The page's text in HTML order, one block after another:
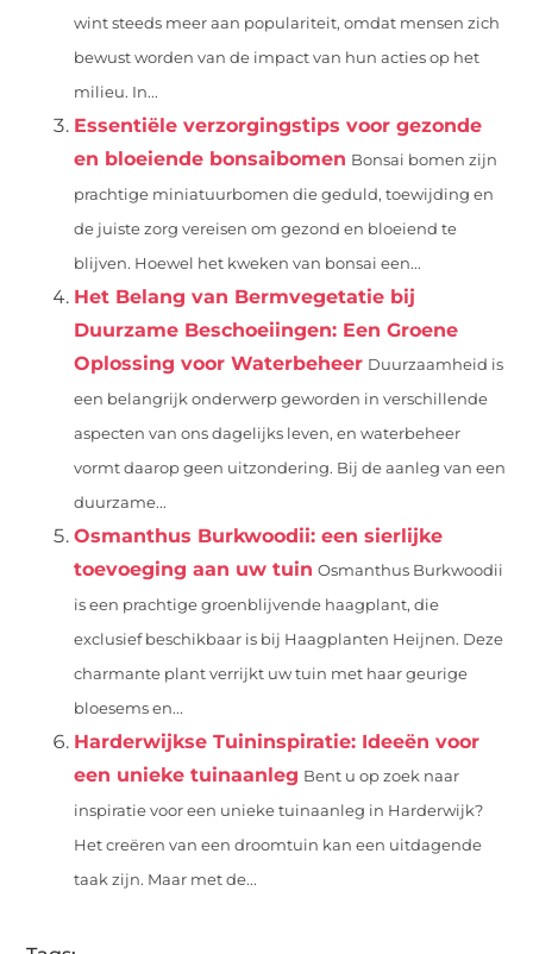
wint steeds meer aan populariteit, omdat mensen zich
bewust worden van de impact van hun acties op het
milieu. In...
Essentiële verzorgingstips voor gezonde
en bloeiende bonsaibomen Bonsai bomen zijn
prachtige miniatuurbomen die geduld, toewijding en
de juiste zorg vereisen om gezond en bloeiend te
blijven. Hoewel het kweken van bonsai een...
Het Belang van Bermvegetatie bij
Duurzame Beschoeiingen: Een Groene
Oplossing voor Waterbeheer Duurzaamheid is
een belangrijk onderwerp geworden in verschillende
aspecten van ons dagelijks leven, en waterbeheer
vormt daarop geen uitzondering. Bij de aanleg van een
duurzame...
Osmanthus Burkwoodii: een sierlijke
toevoeging aan uw tuin Osmanthus Burkwoodii
is een prachtige groenblijvende haagplant, die
exclusief beschikbaar is bij Haagplanten Heijnen. Deze
charmante plant verrijkt uw tuin met haar geurige
bloesems en...
Harderwijkse Tuininspiratie: Ideeën voor
een unieke tuinaanleg Bent u op zoek naar
inspiratie voor een unieke tuinaanleg in Harderwijk?
Het creëren van een droomtuin kan een uitdagende
taak zijn. Maar met de...